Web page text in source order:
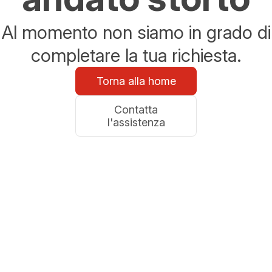
Al momento non siamo in grado di
completare la tua richiesta.
Torna alla home
Contatta
l'assistenza